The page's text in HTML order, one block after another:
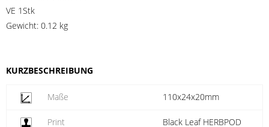
VE 1Stk
Gewicht: 0.12 kg
KURZBESCHREIBUNG
Maße 110x24x20mm
Print
Black Leaf HERBPOD